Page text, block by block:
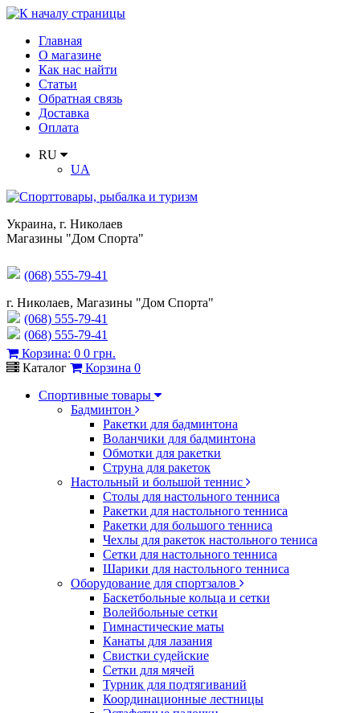
Главная
О магазине
Как нас найти
Статьи
Обратная связь
Доставка
Оплата
RU
UA
Украина, г. Николаев
Магазины "Дом Спорта"
(068) 555-79-41
г. Николаев, Магазины "Дом Спорта"
(068) 555-79-41
(068) 555-79-41
Корзина: 0 0 грн.
Каталог
Корзина 0
Спортивные товары
Бадминтон
Ракетки для бадминтона
Воланчики для бадминтона
Обмотки для ракетки
Струна для ракеток
Настольный и большой теннис
Столы для настольного тенниса
Ракетки для настольного тенниса
Ракетки для большого тенниса
Чехлы для ракеток настольного тениса
Сетки для настольного тенниса
Шарики для настольного тенниса
Оборудование для спортзалов
Баскетбольные кольца и сетки
Волейбольные сетки
Гимнастические маты
Канаты для лазания
Свистки судейские
Сетки для мячей
Турник для подтягиваний
Координационные лестницы